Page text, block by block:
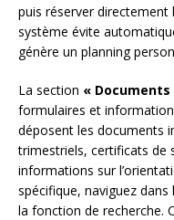
puis réserver directement
système évite
génère un planning
La section «
formulaires et
déposent les documents
trimestriels, certificats de
informations sur
spécifique, naviguez
la fonction de recherche.